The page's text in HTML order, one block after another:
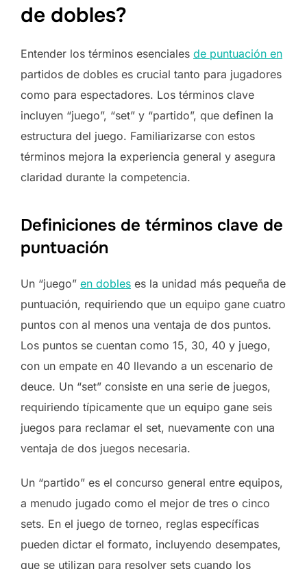
de dobles?
Entender los términos esenciales de puntuación en
partidos de dobles es crucial tanto para jugadores
como para espectadores. Los términos clave
incluyen “juego”, “set” y “partido”, que definen la
estructura del juego. Familiarizarse con estos
términos mejora la experiencia general y asegura
claridad durante la competencia.
Definiciones de términos clave de
puntuación
Un “juego” en dobles es la unidad más pequeña de
puntuación, requiriendo que un equipo gane cuatro
puntos con al menos una ventaja de dos puntos.
Los puntos se cuentan como 15, 30, 40 y juego,
con un empate en 40 llevando a un escenario de
deuce. Un “set” consiste en una serie de juegos,
requiriendo típicamente que un equipo gane seis
juegos para reclamar el set, nuevamente con una
ventaja de dos juegos necesaria.
Un “partido” es el concurso general entre equipos,
a menudo jugado como el mejor de tres o cinco
sets. En el juego de torneo, reglas específicas
pueden dictar el formato, incluyendo desempates,
que se utilizan para resolver sets cuando los